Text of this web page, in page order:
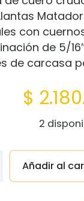
con
de 5/
de carcasa
$
2
Añadir al